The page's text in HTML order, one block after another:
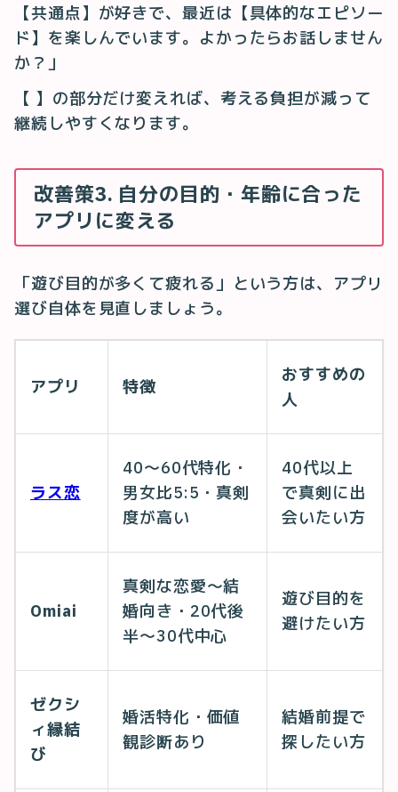
【共通点】が好きで、最近は【具体的なエピソー
ド】を楽しんでいます。よかったらお話しません
か？」
【 】の部分だけ変えれば、考える負担が減って
継続しやすくなります。
改善策3. 自分の目的・年齢に合った
アプリに変える
「遊び目的が多くて疲れる」という方は、アプリ
選び自体を見直しましょう。
アプリ 特徴
おすすめの
人
ラス恋
40〜60代特化・
男女比5:5・真剣
度が高い
40代以上
で真剣に出
会いたい方
Omiai
真剣な恋愛〜結
婚向き・20代後
半〜30代中心
遊び目的を
避けたい方
ゼクシ
ィ縁結
び
婚活特化・価値
観診断あり
結婚前提で
探したい方